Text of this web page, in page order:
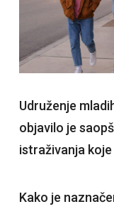
Udruženje
objavilo je
istraživanja
Kako je